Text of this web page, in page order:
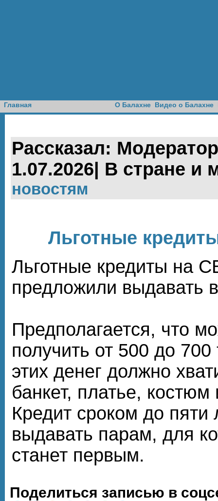
Главная О Балахне Видео о Балахне
Рассказал:
1.07.2026| В стране и
новостям
Льготные
Льготные кредиты на
предложили выдавать
Предполагается, что
получить от 500 до
этих денег должно
банкет, платье,
Кредит сроком до пяти
выдавать парам, для
станет первым.
Поделиться записью в